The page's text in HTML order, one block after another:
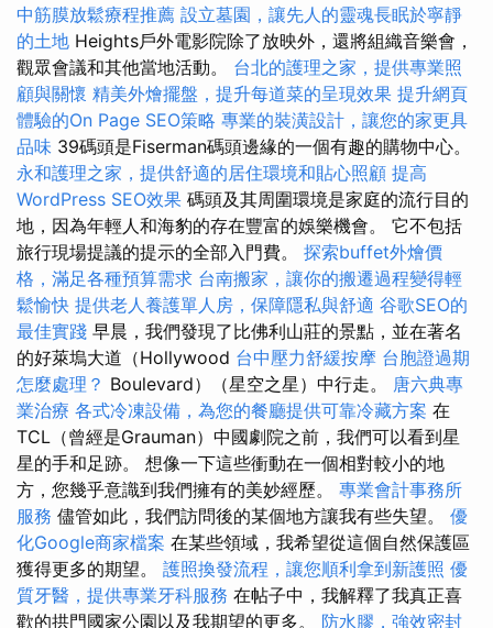
中筋膜放鬆療程推薦 設立墓園，讓先人的靈魂長眠於寧靜
的土地 Heights戶外電影院除了放映外，還將組織音樂會，
觀眾會議和其他當地活動。 台北的護理之家，提供專業照
顧與關懷 精美外燴擺盤，提升每道菜的呈現效果 提升網頁
體驗的On Page SEO策略 專業的裝潢設計，讓您的家更具
品味 39碼頭是Fiserman碼頭邊緣的一個有趣的購物中心。
永和護理之家，提供舒適的居住環境和貼心照顧 提高
WordPress SEO效果 碼頭及其周圍環境是家庭的流行目的
地，因為年輕人和海豹的存在豐富的娛樂機會。 它不包括
旅行現場提議的提示的全部入門費。 探索buffet外燴價
格，滿足各種預算需求 台南搬家，讓你的搬遷過程變得輕
鬆愉快 提供老人養護單人房，保障隱私與舒適 谷歌SEO的
最佳實踐 早晨，我們發現了比佛利山莊的景點，並在著名
的好萊塢大道（Hollywood 台中壓力舒緩按摩 台胞證過期
怎麼處理？ Boulevard）（星空之星）中行走。 唐六典專
業治療 各式冷凍設備，為您的餐廳提供可靠冷藏方案 在
TCL（曾經是Grauman）中國劇院之前，我們可以看到星
星的手和足跡。 想像一下這些衝動在一個相對較小的地
方，您幾乎意識到我們擁有的美妙經歷。 專業會計事務所
服務 儘管如此，我們訪問後的某個地方讓我有些失望。 優
化Google商家檔案 在某些領域，我希望從這個自然保護區
獲得更多的期望。 護照換發流程，讓您順利拿到新護照 優
質牙醫，提供專業牙科服務 在帖子中，我解釋了我真正喜
歡的拱門國家公園以及我期望的更多。 防水膠，強效密封